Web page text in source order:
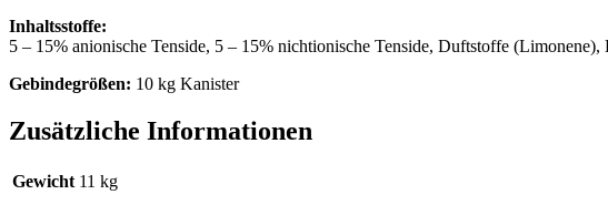
Inhaltsstoffe:
5 – 15% anionische Tenside, 5 – 15% nichtionische Tenside, Duftstoffe
Gebindegrößen: 10 kg Kanister
Zusätzliche Informationen
Gewicht 11 kg